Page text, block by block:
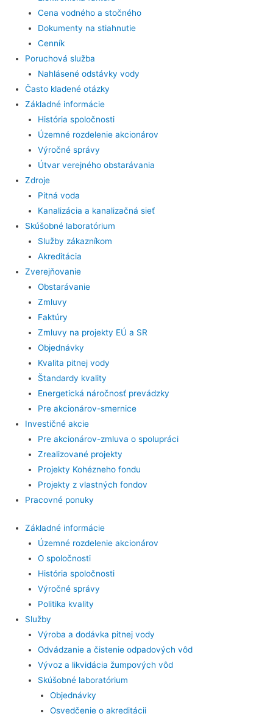
Cena vodného a stočného
Dokumenty na stiahnutie
Cenník
Poruchová služba
Nahlásené odstávky vody
Často kladené otázky
Základné informácie
História spoločnosti
Územné rozdelenie akcionárov
Výročné správy
Útvar verejného obstarávania
Zdroje
Pitná voda
Kanalizácia a kanalizačná sieť
Skúšobné laboratórium
Služby zákazníkom
Akreditácia
Zverejňovanie
Obstarávanie
Zmluvy
Faktúry
Zmluvy na projekty EÚ a SR
Objednávky
Kvalita pitnej vody
Štandardy kvality
Energetická náročnosť prevádzky
Pre akcionárov-smernice
Investičné akcie
Pre akcionárov-zmluva o spolupráci
Zrealizované projekty
Projekty Kohézneho fondu
Projekty z vlastných fondov
Pracovné ponuky
Základné informácie
Územné rozdelenie akcionárov
O spoločnosti
História spoločnosti
Výročné správy
Politika kvality
Služby
Výroba a dodávka pitnej vody
Odvádzanie a čistenie odpadových vôd
Vývoz a likvidácia žumpových vôd
Skúšobné laboratórium
Objednávky
Osvedčenie o akreditácii